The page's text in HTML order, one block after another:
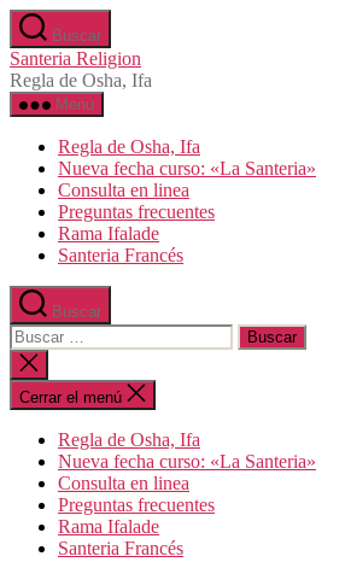
Saltar
al
contenido
Buscar
Santeria Religion
Regla de Osha, Ifa
Menú
Regla de Osha, Ifa
Nueva fecha curso: «La Santeria»
Consulta en linea
Preguntas frecuentes
Rama Ifalade
Santeria Francés
Buscar
Buscar:
Cerrar
la
búsqueda
Cerrar el menú
Regla de Osha, Ifa
Nueva fecha curso: «La Santeria»
Consulta en linea
Preguntas frecuentes
Rama Ifalade
Santeria Francés